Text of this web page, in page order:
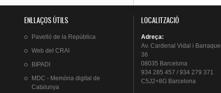
ENLLAÇOS ÚTILS
Pavelló de la República
Web del CRAI
BIPADI
MDC - Memòria digital de
Catalunya
LOCALITZACIÓ
Adreça:
Av. Cardenal Vidal i
36
08035 Barcelona
934 285 457 / 934 279 371
C5J2+8G Barcelona